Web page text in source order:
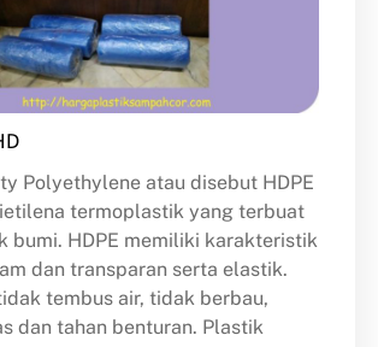
Polyethylene atau disebut HDPE
termoplastik yang terbuat
bumi. HDPE memiliki karakteristik
dan transparan serta elastik.
tembus air, tidak berbau,
dan tahan benturan. Plastik